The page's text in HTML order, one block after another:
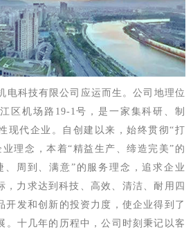
电科技有限公司 应运而生。公司地理位
区机场 路 19-1 号，是 一家 集科研、制
现代企业 。 自 创建以来 ，始终贯彻“打
理念，本着“精益生产、缔造完美”的
、周到、满意”的服务理念，追求企业
， 力求达到科技 高效 清洁
耐用四
开发和创新的投资力度，使企业得到了
。 十几年的历程中，公司 时刻秉记以客